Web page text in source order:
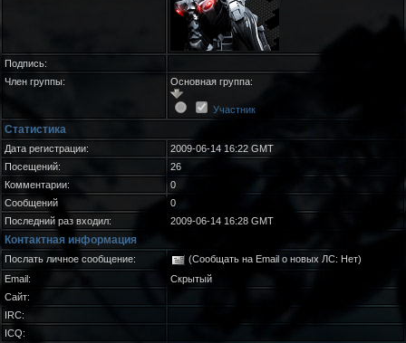
Подпись:
Член группы:
Основная группа:
Участник
Статистика
Дата регистрации:
2009-06-14 16:22 GMT
Посещений:
26
Комментарии:
0
Сообщений
0
Последний раз входил:
2009-06-14 16:28 GMT
Контактная информация
Послать личное сообщение:
(Сообщать на Email о новых ЛС: Нет)
Email:
Скрытый
Сайт:
IRC:
ICQ: